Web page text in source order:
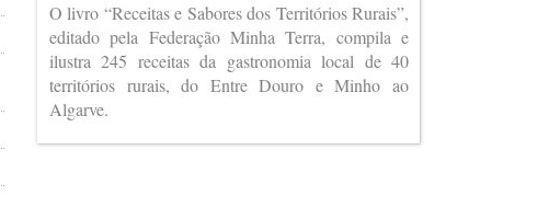
O livro “Receitas e Sabores dos Territórios Rurais”,
editado pela Federação Minha Terra, compila e
ilustra 245 receitas da gastronomia local de 40
territórios rurais, do Entre Douro e Minho ao
Algarve.